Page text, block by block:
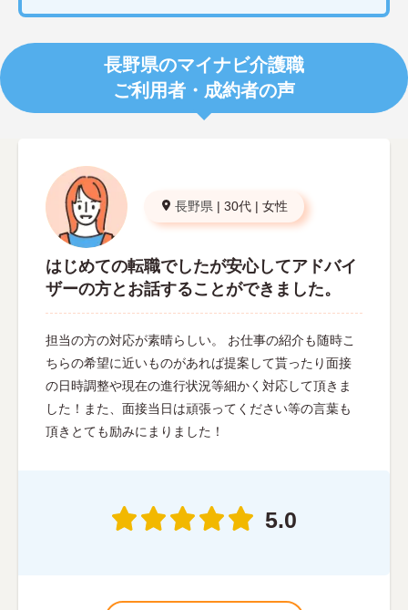
長野県のマイナビ介護職
ご利用者・成約者の声
長野県 | 30代 | 女性
はじめての転職でしたが安心してアドバイ
ザーの方とお話することができました。
担当の方の対応が素晴らしい。 お仕事の紹介も随時こ
ちらの希望に近いものがあれば提案して貰ったり面接
の日時調整や現在の進行状況等細かく対応して頂きま
した！また、面接当日は頑張ってください等の言葉も
頂きとても励みにまりました！
5.0